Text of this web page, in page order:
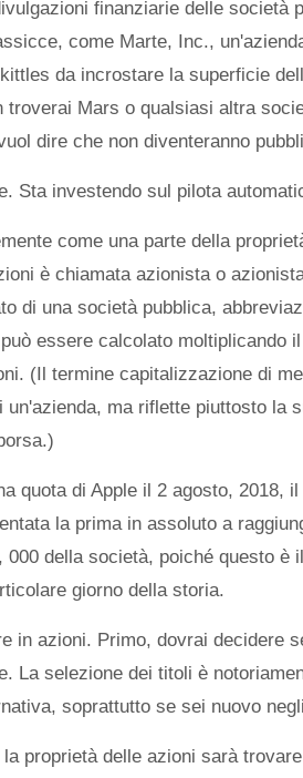
finanziarie delle società
come Marte, Inc.,
da incrostare la superficie
Mars o qualsiasi altra
dire che non diventeranno
Sta investendo sul pilota
come una parte della
è chiamata azionista o
di una società pubblica,
essere calcolato moltiplicando
(Il termine capitalizzazione di
ma riflette piuttosto la
quota di Apple il 2 agosto, 2018,
la prima in assoluto a
della società, poiché questo è
giorno della storia.
in azioni. Primo, dovrai decidere
La selezione dei titoli è
soprattutto se sei nuovo
proprietà delle azioni sarà